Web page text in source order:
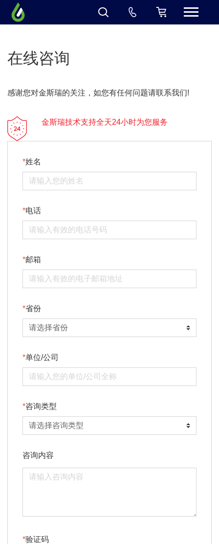
在线咨询
感谢您对金斯瑞的关注，如您有任何问题请联系我们!
金斯瑞技术支持全天24小时为您服务
姓名
电话
邮箱
省份
单位/公司
咨询类型
咨询内容
验证码